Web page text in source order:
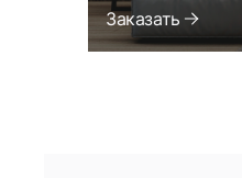
Заказать